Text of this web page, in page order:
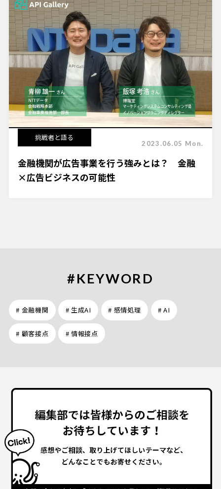
挑戦者と語る
2023.06.05 Mon.
金融機関が広告事業を行う強みとは？ 金融
×広告ビジネスの可能性
#KEYWORD
# 金融機関 # 生成AI # 感情処理 # AI
# 顧客接点 # 情報接点